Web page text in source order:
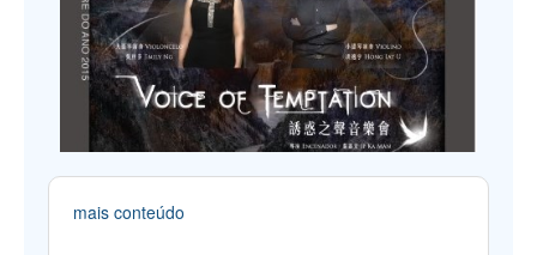
mais conteúdo